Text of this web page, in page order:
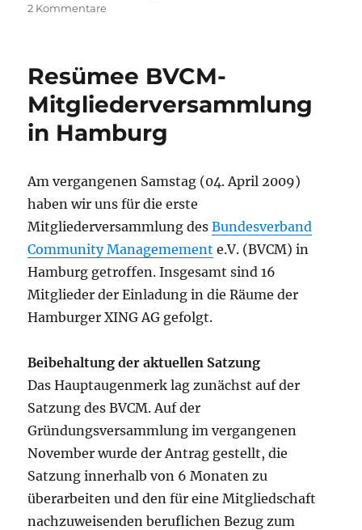
2 Kommentarezu
Community
neu
gewählt
Resümee BVCM-
Mitgliederversammlung
in Hamburg
Am vergangenen Samstag (04. April 2009)
haben wir uns für die erste
Mitgliederversammlung desBundesverband
Community Managemement e.V. (BVCM) in
Hamburg getroffen. Insgesamt sind 16
Mitglieder der Einladung in die Räume der
Hamburger XING AG gefolgt.
Beibehaltung der aktuellen Satzung
Das Hauptaugenmerk lag zunächst auf der
Satzung des BVCM. Auf der
Gründungsversammlung im vergangenen
November wurde der Antrag gestellt, die
Satzung innerhalb von 6 Monaten zu
überarbeiten und den für eine Mitgliedschaft
nachzuweisenden beruflichen Bezug zum